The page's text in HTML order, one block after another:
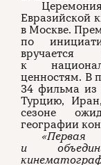
Евразийской
в Москве.
по
к
ценностям. В
34 фильма из
Турцию,
сезоне
географии
и